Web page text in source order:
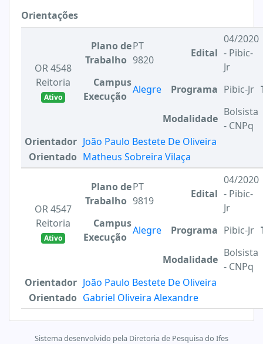
Orientações
OR 4548
Reitoria
Ativo
Plano de
Trabalho
PT
9820
Edital
04/2020
- Pibic-
Jr
Campus
Execução
Alegre Programa Pibic-Jr
Modalidade
Bolsista
- CNPq
Orientador João Paulo Bestete De Oliveira
Orientado Matheus Sobreira Vilaça
OR 4547
Reitoria
Ativo
Plano de
Trabalho
PT
9819
Edital
04/2020
- Pibic-
Jr
Campus
Execução
Alegre Programa Pibic-Jr
Modalidade
Bolsista
- CNPq
Orientador João Paulo Bestete De Oliveira
Orientado Gabriel Oliveira Alexandre
Sistema desenvolvido pela Diretoria de Pesquisa do Ifes